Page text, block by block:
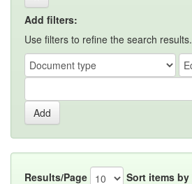
Add filters:
Use filters to refine the search results.
Results/Page Sort items by